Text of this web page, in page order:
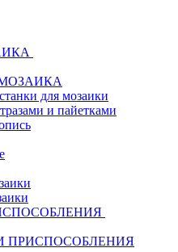
для мозаики
и пайетками
ПРИСПОСОБЛЕНИЯ